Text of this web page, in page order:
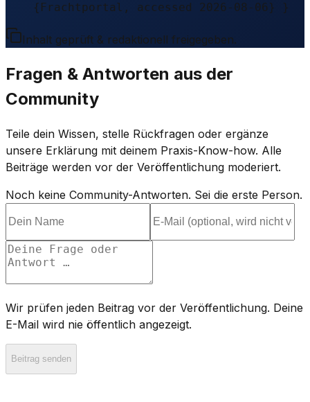
{Frachtportal, accessed 2026-08-06} }
Inhalt geprüft & redaktionell freigegeben.
Fragen & Antworten aus der
Community
Teile dein Wissen, stelle Rückfragen oder ergänze
unsere Erklärung mit deinem Praxis-Know-how. Alle
Beiträge werden vor der Veröffentlichung moderiert.
Noch keine Community-Antworten. Sei die erste Person.
Wir prüfen jeden Beitrag vor der Veröffentlichung. Deine
E-Mail wird nie öffentlich angezeigt.
Beitrag senden